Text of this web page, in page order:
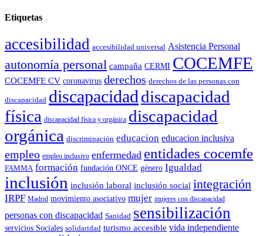
Etiquetas
accesibilidad accesibilidad universal Asistencia Personal
autonomía personal campaña CERMI COCEMFE
COCEMFE CV coronavirus derechos derechos de las personas con
discapacidad discapacidad discapacidad
física discapacidad física y orgánica discapacidad
orgánica discriminación educacion educacion inclusiva
empleo empleo inclusivo enfermedad entidades cocemfe
FAMMA formación fundación ONCE género Igualdad
inclusión inclusión laboral inclusión social integración
IRPF Madrid movimiento asociativo mujer mujeres con discapacidad
personas con discapacidad Sanidad sensibilización
servicios Sociales solidaridad turismo accesible vida independiente